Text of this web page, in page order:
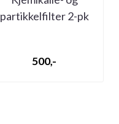
partikkelfilter 2-pk
500,-